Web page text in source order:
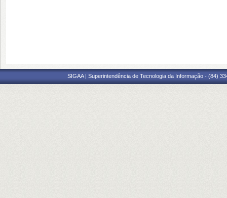
SIGAA | Superintendência de Tecnologia da Informação - (84)